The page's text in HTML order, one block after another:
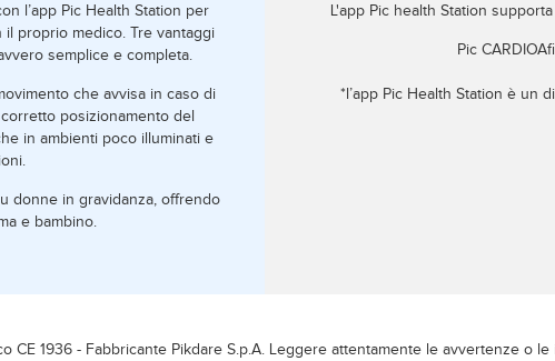
l’app Pic Health Station per
proprio medico. Tre vantaggi
semplice e completa.
che avvisa in caso di
posizionamento del
in ambienti poco illuminati e
donne in gravidanza, offrendo
e bambino.
L'app Pic health Station
Pic
*l’app Pic Health Station è un
CE 1936 - Fabbricante Pikdare S.p.A. Leggere attentamente le avvertenze o le